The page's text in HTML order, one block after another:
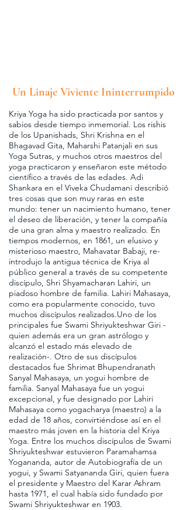
Un Linaje Viviente Ininterrumpido
Kriya Yoga ha sido practicada por santos y
sabios desde tiempo inmemorial. Los rishis
de los Upanishads, Shri Krishna en el
Bhagavad Gita, Maharshi Patanjali en sus
Yoga Sutras, y muchos otros maestros del
yoga practicaron y enseñaron este método
científico a través de las edades. Adi
Shankara en el Viveka Chudamani describió
tres cosas que son muy raras en este
mundo: tener un nacimiento humano, tener
el deseo de liberación, y tener la compañía
de una gran alma y maestro realizado.​ En
tiempos modernos, en 1861, un elusivo y
misterioso maestro, Mahavatar Babaji, re-
introdujo la antigua técnica de Kriya al
público general a través de su competente
discípulo, Shri Shyamacharan Lahiri, un
piadoso hombre de familia. Lahiri Mahasaya,
como era popularmente conocido, tuvo
muchos discípulos realizados.Uno de los
principales fue Swami Shriyukteshwar Giri -
quien además era un gran astrólogo y
alcanzó el estado más elevado de
realización-. Otro de sus discípulos
destacados fue Shrimat Bhupendranath
Sanyal Mahasaya, un yogui hombre de
familia. Sanyal Mahasaya fue un yogui
excepcional, y fue designado por Lahiri
Mahasaya como yogacharya (maestro) a la
edad de 18 años, convirtiéndose así en el
maestro más joven en la historia del Kriya
Yoga. Entre los muchos discípulos de Swami
Shriyukteshwar estuvieron Paramahamsa
Yogananda, autor de Autobiografía de un
yogui, y Swami Satyananda Giri, quien fuera
el presidente y Maestro del Karar Ashram
hasta 1971, el cual había sido fundado por
Swami Shriyukteshwar en 1903.​